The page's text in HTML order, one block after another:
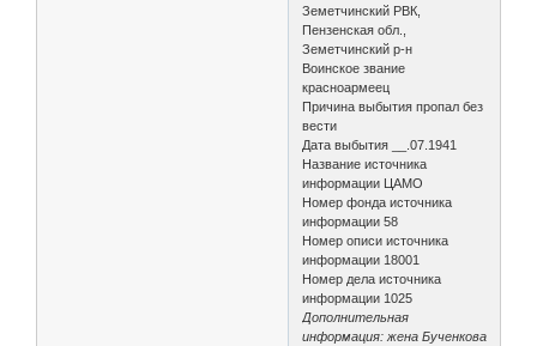
Земетчинский РВК,
Пензенская обл.,
Земетчинский р-н
Воинское звание
красноармеец
Причина выбытия пропал без
вести
Дата выбытия __.07.1941
Название источника
информации ЦАМО
Номер фонда источника
информации 58
Номер описи источника
информации 18001
Номер дела источника
информации 1025
Дополнительная
информация: жена Бученкова